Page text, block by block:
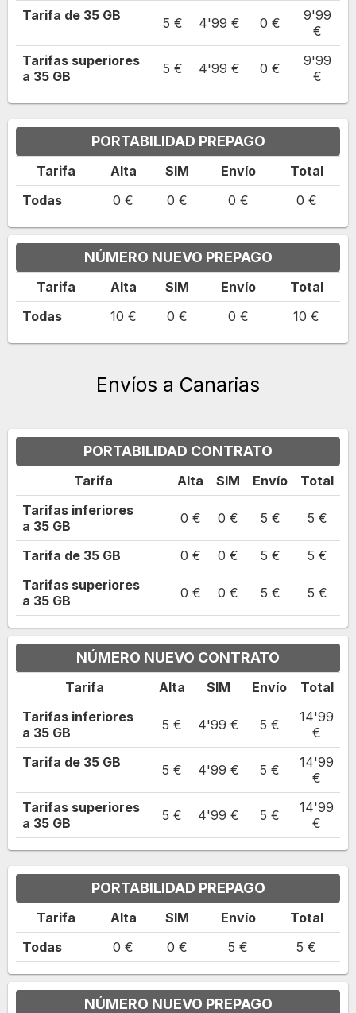
Tarifa de 35 GB 5 € 4'99 € 0 €
9'99
€
Tarifas superiores
a 35 GB 5 € 4'99 € 0 €
9'99
€
PORTABILIDAD PREPAGO
Tarifa Alta SIM Envío
Total
Todas
0 € 0 € 0 € 0 €
NÚMERO NUEVO PREPAGO
Tarifa Alta SIM Envío
Total
Todas
10 € 0 € 0 € 10 €
Envíos a Canarias
PORTABILIDAD CONTRATO
Tarifa Alta SIM Envío
Total
Tarifas inferiores
a 35 GB 0 € 0 € 5 € 5 €
Tarifa de 35 GB 0 € 0 € 5 €
5 €
Tarifas superiores
a 35 GB 0 € 0 € 5 € 5 €
NÚMERO NUEVO CONTRATO
Tarifa Alta SIM Envío
Total
Tarifas inferiores
a 35 GB 5 € 4'99 € 5 €
14'99
€
Tarifa de 35 GB 5 € 4'99 € 5 €
14'99
€
Tarifas superiores
a 35 GB 5 € 4'99 € 5 €
14'99
€
PORTABILIDAD PREPAGO
Tarifa Alta SIM Envío
Total
Todas
0 € 0 € 5 € 5 €
NÚMERO NUEVO PREPAGO